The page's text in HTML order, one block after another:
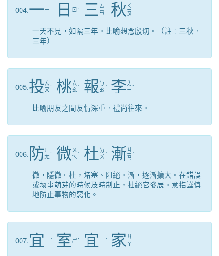
004.一ㄧ 日 ㄖ ˋ 三 ㄙ
ㄢ
秋 ㄑ
ㄧ
ㄡ
一天不見，如隔三年。比喻想念殷切。（註：三秋，
三年）
005.投ㄊ
ㄡ ˊ 桃ㄊ
ㄠ ˊ 報 ㄅ
ㄠˋ 李ㄌ
ㄧˇ
比喻朋友之間友情深重，禮尚往來。
006. 防 ㄈ
ㄤ ˊ 微 ㄨ
ㄟ ˊ 杜 ㄉ
ㄨ ˋ 漸 ㄐ
ㄧ
ㄢ
ˋ
微，隱微。杜，堵塞、阻絕。漸，逐漸擴大。在錯誤
或壞事萌芽的時候及時制止，杜絕它發展。意指謹慎
地防止事物的惡化。
007.宜 ㄧ ˊ 室 ㄕˋ 宜 ㄧ ˊ 家 ㄐ
ㄧ
ㄚ